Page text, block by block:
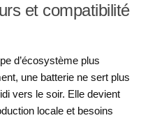
et compatibilité
d’écosystème plus
une batterie ne sert plus
vers le soir. Elle devient
locale et besoins